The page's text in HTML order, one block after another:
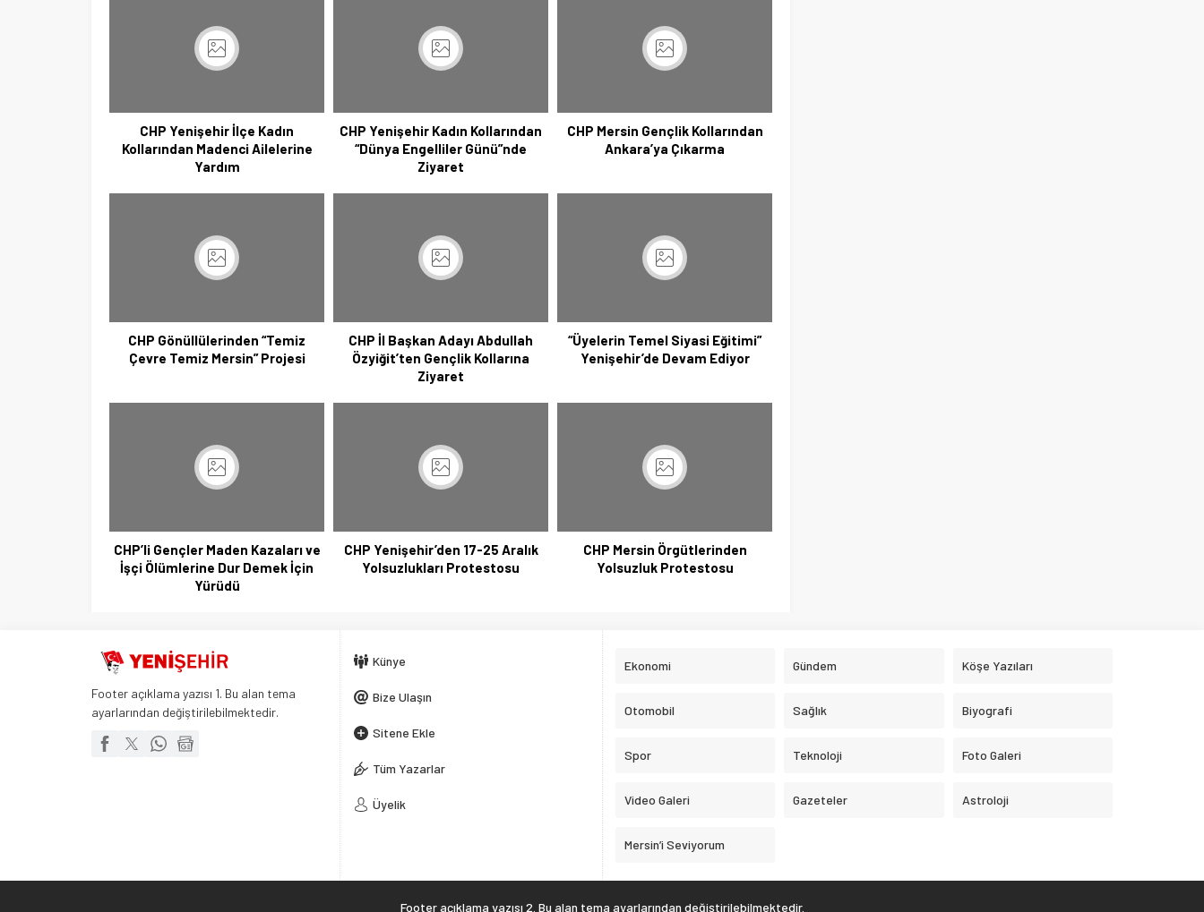
CHP Yenişehir İlçe Kadın
Kollarından Madenci Ailelerine
Yardım
CHP Yenişehir Kadın Kollarından
“Dünya Engelliler Günü”nde
Ziyaret
CHP Mersin Gençlik Kollarından
Ankara’ya Çıkarma
CHP Gönüllülerinden “Temiz
Çevre Temiz Mersin” Projesi
CHP İl Başkan Adayı Abdullah
Özyiğit’ten Gençlik Kollarına
Ziyaret
“Üyelerin Temel Siyasi Eğitimi”
Yenişehir’de Devam Ediyor
CHP’li Gençler Maden Kazaları ve
İşçi Ölümlerine Dur Demek İçin
Yürüdü
CHP Yenişehir’den 17-25 Aralık
Yolsuzlukları Protestosu
CHP Mersin Örgütlerinden
Yolsuzluk Protestosu
Footer açıklama yazısı 1. Bu alan tema
ayarlarından değiştirilebilmektedir.
Künye
Bize Ulaşın
Sitene Ekle
Tüm Yazarlar
Üyelik
Ekonomi Gündem Köşe Yazıları
Otomobil Sağlık Biyografi
Spor Teknoloji Foto Galeri
Video Galeri Gazeteler Astroloji
Mersin’i Seviyorum
Footer açıklama yazısı 2. Bu alan tema ayarlarından değiştirilebilmektedir.